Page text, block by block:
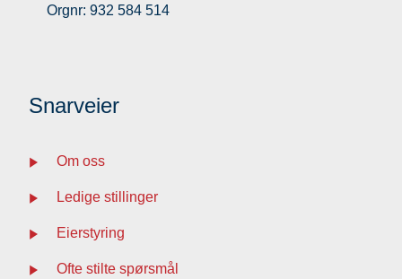
Orgnr: 932 584 514
Snarveier
Om oss
Ledige stillinger
Eierstyring
Ofte stilte spørsmål